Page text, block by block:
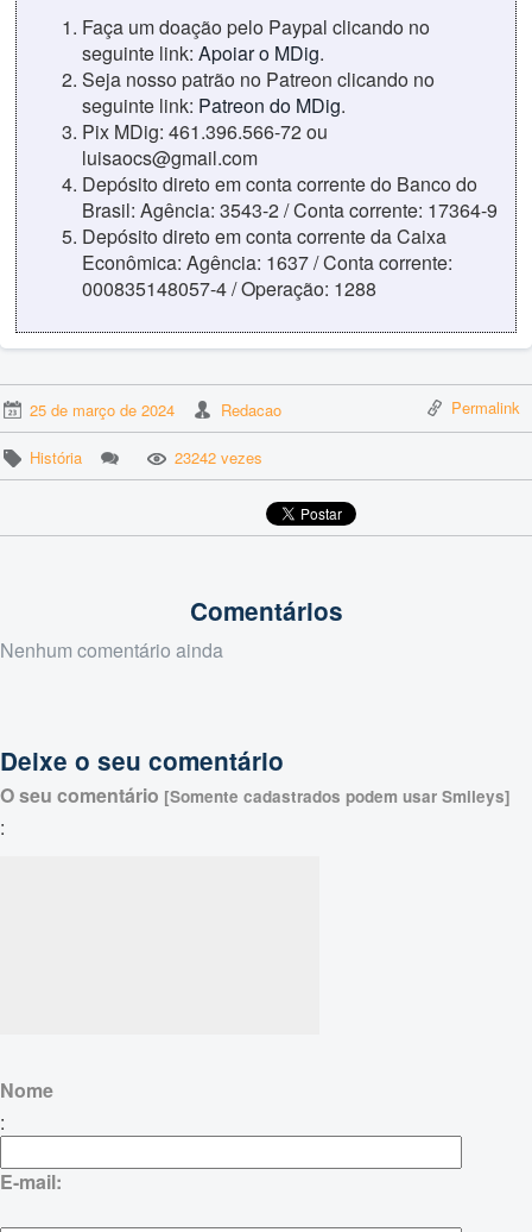
Faça um doação pelo Paypal clicando no
seguinte link: Apoiar o MDig.
Seja nosso patrão no Patreon clicando no
seguinte link: Patreon do MDig.
Pix MDig: 461.396.566-72 ou
luisaocs@gmail.com
Depósito direto em conta corrente do Banco do
Brasil: Agência: 3543-2 / Conta corrente: 17364-9
Depósito direto em conta corrente da Caixa
Econômica: Agência: 1637 / Conta corrente:
000835148057-4 / Operação: 1288
25 de março de 2024 Redacao Permalink
História 23242 vezes
Comentários
Nenhum comentário ainda
Deixe o seu comentário
O seu comentário [Somente cadastrados podem usar Smileys]
:
Nome
:
E-mail: